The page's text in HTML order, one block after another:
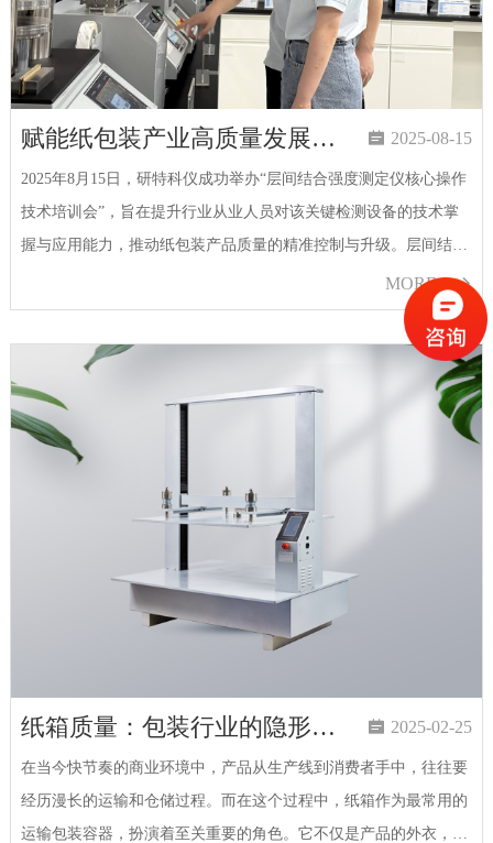
赋能纸包装产业高质量发展丨研特科仪开展层间结合强度测定仪专项培训  2025-08-15
2025年8月15日，研特科仪成功举办“层间结合强度测定仪核心操作
技术培训会”，旨在提升行业从业人员对该关键检测设备的技术掌
握与应用能力，推动纸包装产品质量的精准控制与升级。层间结合
强度作为衡量纸板抵抗层间分离的核心指标，其数值高低直接决定
了多层纸张和硬纸板…
MORE 
纸箱质量：包装行业的隐形守护者，整箱抗压试验机如何为其保驾护航？  2025-02-25
在当今快节奏的商业环境中，产品从生产线到消费者手中，往往要
经历漫长的运输和仓储过程。而在这个过程中，纸箱作为最常用的
运输包装容器，扮演着至关重要的角色。它不仅是产品的外衣，更